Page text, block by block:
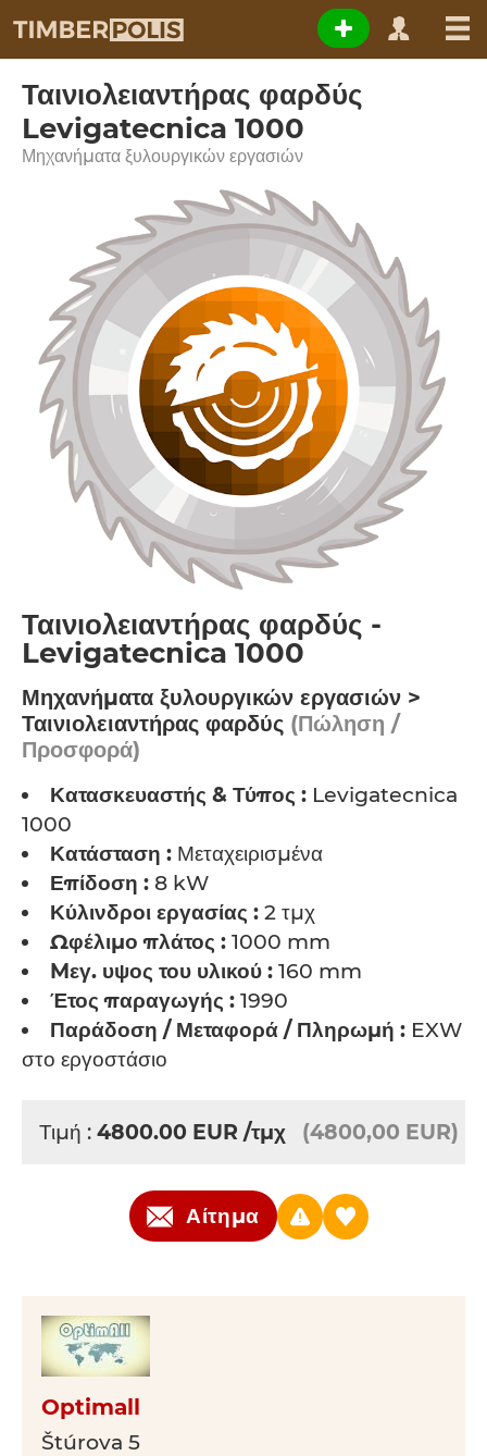
Ταινιολειαντήρας φαρδύς
Levigatecnica 1000
Μηχανήματα ξυλουργικών εργασιών
Ταινιολειαντήρας φαρδύς -
Levigatecnica 1000
Μηχανήματα ξυλουργικών εργασιών >
Ταινιολειαντήρας φαρδύς (Πώληση /
Προσφορά)
Κατασκευαστής & Τύπος : Levigatecnica
1000
Κατάσταση : Μεταχειρισμένα
Επίδοση : 8 kW
Κύλινδροι εργασίας : 2 τμχ
Ωφέλιμο πλάτος : 1000 mm
Mεγ. υψος του υλικού : 160 mm
Έτος παραγωγής : 1990
Παράδοση / Μεταφορά / Πληρωμή : EXW -
στο εργοστάσιο
Τιμή : 4800.00 EUR /τμχ (4800,00 EUR)
Αίτημα
Optimall
Štúrova 5